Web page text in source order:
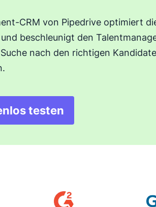
CRM von Pipedrive optimiert
beschleunigt den
nach den richtigen
testen
neuem Fenster öffnen